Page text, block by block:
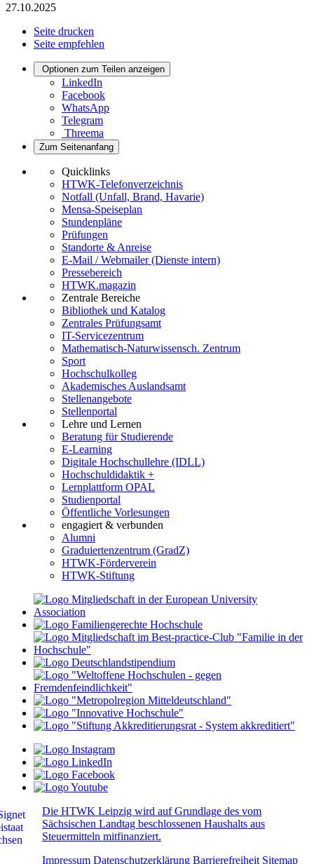
27.10.2025
Seite drucken
Seite empfehlen
Optionen zum Teilen anzeigen
LinkedIn
Facebook
WhatsApp
Telegram
Threema
Zum Seitenanfang
Quicklinks
HTWK-Telefonverzeichnis
Notfall (Unfall, Brand, Havarie)
Mensa-Speiseplan
Stundenpläne
Prüfungen
Standorte & Anreise
E-Mail / Webmailer (Dienste intern)
Pressebereich
HTWK.magazin
Zentrale Bereiche
Bibliothek und Katalog
Zentrales Prüfungsamt
IT-Servicezentrum
Mathematisch-Naturwissensch. Zentrum
Sport
Hochschulkolleg
Akademisches Auslandsamt
Stellenangebote
Stellenportal
Lehre und Lernen
Beratung für Studierende
E-Learning
Digitale Hochschullehre (IDLL)
Hochschuldidaktik +
Lernplattform OPAL
Studienportal
Öffentliche Vorlesungen
engagiert & verbunden
Alumni
Graduiertenzentrum (GradZ)
HTWK-Förderverein
HTWK-Stiftung
Die HTWK Leipzig wird auf Grundlage des vom
Sächsischen Landtag beschlossenen Haushalts aus
Steuermitteln mitfinanziert.
Impressum Datenschutzerklärung Barrierefreiheit Sitemap